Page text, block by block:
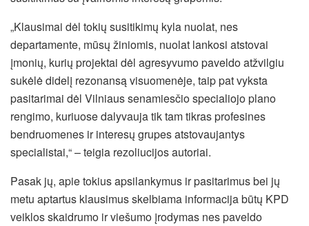
„Klausimai dėl tokių susitikimų kyla nuolat, nes
departamente, mūsų žiniomis, nuolat lankosi atstovai
įmonių, kurių projektai dėl agresyvumo paveldo atžvilgiu
sukėlė didelį rezonansą visuomenėje, taip pat vyksta
pasitarimai dėl Vilniaus senamiesčio specialiojo plano
rengimo, kuriuose dalyvauja tik tam tikras profesines
bendruomenes ir interesų grupes atstovaujantys
specialistai,“ – teigia rezoliucijos autoriai.
Pasak jų, apie tokius apsilankymus ir pasitarimus bei jų
metu aptartus klausimus skelbiama informacija būtų KPD
veiklos skaidrumo ir viešumo įrodymas nes paveldo